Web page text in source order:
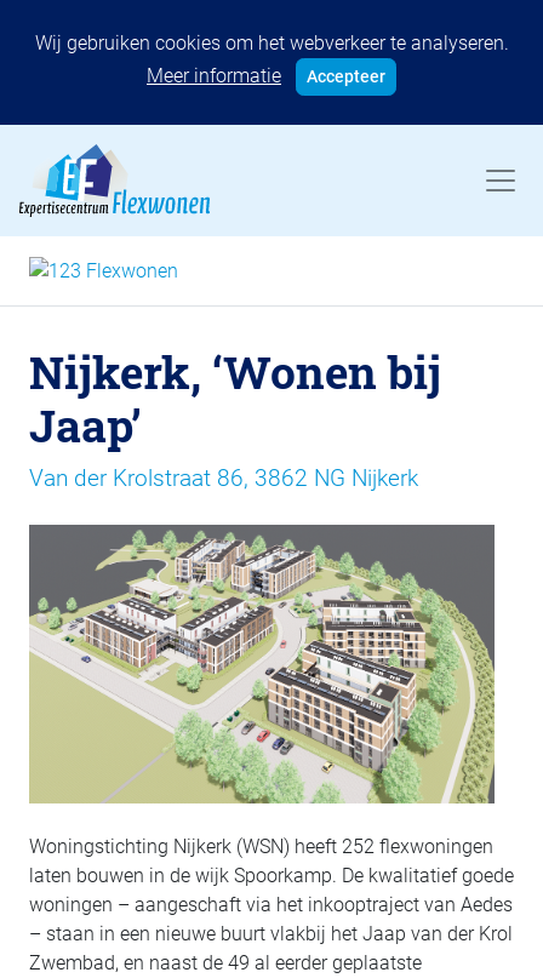
Wij gebruiken cookies om het webverkeer te analyseren.
Meer informatie
Accepteer
Nijkerk, ‘Wonen bij
Jaap’
Van der Krolstraat 86, 3862 NG Nijkerk
Woningstichting Nijkerk (WSN) heeft 252 flexwoningen
laten bouwen in de wijk Spoorkamp. De kwalitatief goede
woningen – aangeschaft via het inkooptraject van Aedes
– staan in een nieuwe buurt vlakbij het Jaap van der Krol
Zwembad, en naast de 49 al eerder geplaatste